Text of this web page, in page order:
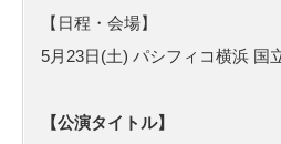
【日程・会場】
5月23日(土) パシフィコ横浜 国
【公演タイトル】